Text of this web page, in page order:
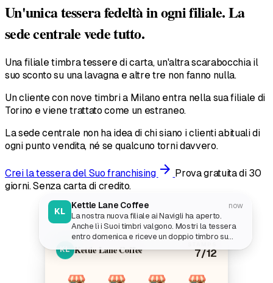
Un'unica tessera fedeltà in ogni filiale. La
sede centrale vede tutto.
Una filiale timbra tessere di carta, un'altra scarabocchia il
suo sconto su una lavagna e altre tre non fanno nulla.
Un cliente con nove timbri a Milano entra nella sua filiale di
Torino e viene trattato come un estraneo.
La sede centrale non ha idea di chi siano i clienti abituali di
ogni punto vendita, né se qualcuno torni davvero.
Crei la tessera del Suo franchising arrow_forward Prova gratuita di 30
giorni. Senza carta di credito.
KL
Kettle Lane Coffee now
La nostra nuova filiale ai Navigli ha aperto.
Anche lì i Suoi timbri valgono. Mostri la tessera
entro domenica e riceve un doppio timbro su
KL Kettle Lane Coffee 7/12